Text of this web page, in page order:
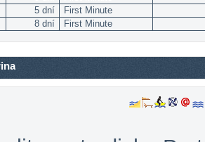
5 dní
First Minute
8 dní First Minute